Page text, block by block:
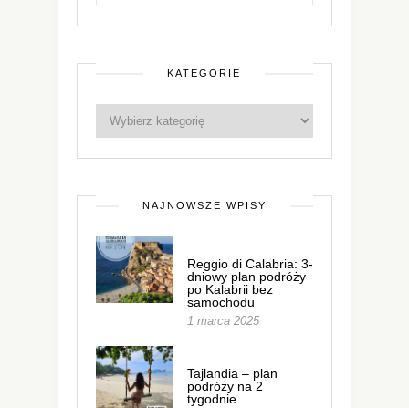
KATEGORIE
NAJNOWSZE WPISY
Reggio di Calabria: 3-
dniowy plan podróży
po Kalabrii bez
samochodu
1 marca 2025
Tajlandia – plan
podróży na 2
tygodnie